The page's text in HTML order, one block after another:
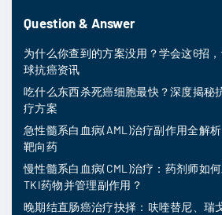
Question & Answer
为什么你查到的方案没用？学会这6招
球抗癌资讯
吃什么东西杀死癌细胞最快？深度揭秘
疗方案
急性髓系白血病(AML)治疗副作用全解
靶向药
慢性髓系白血病(CML)治疗：药剂师如
TKI药物并管理副作用？
晚期结直肠癌治疗抉择：呋喹替尼、瑞